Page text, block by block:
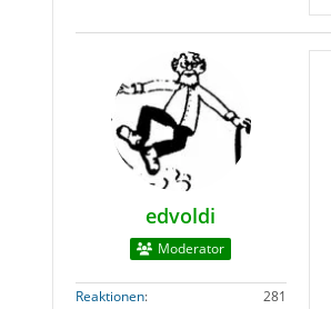
edvoldi
Moderator
Reaktionen
281